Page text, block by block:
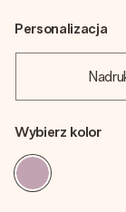
Personalizacja
Wybierz kolor